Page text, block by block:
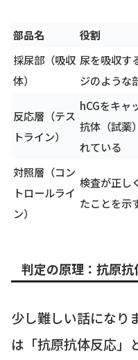
部品名 役割
採尿部（吸収
体）
尿を吸収す
ジのような
反応層（テス
トライン）
hCGをキャ
抗体（試薬
れている
対照層（コン
トロールライ
ン）
検査が正し
たことを示
判定の原理：抗原抗
少し難しい話になり
は「抗原抗体反応」